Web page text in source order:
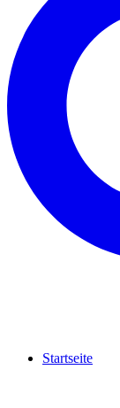
Startseite